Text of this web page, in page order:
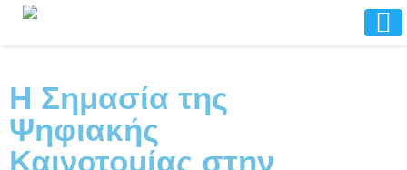
Η Σημασία της
Ψηφιακής
Καινοτομίας στην